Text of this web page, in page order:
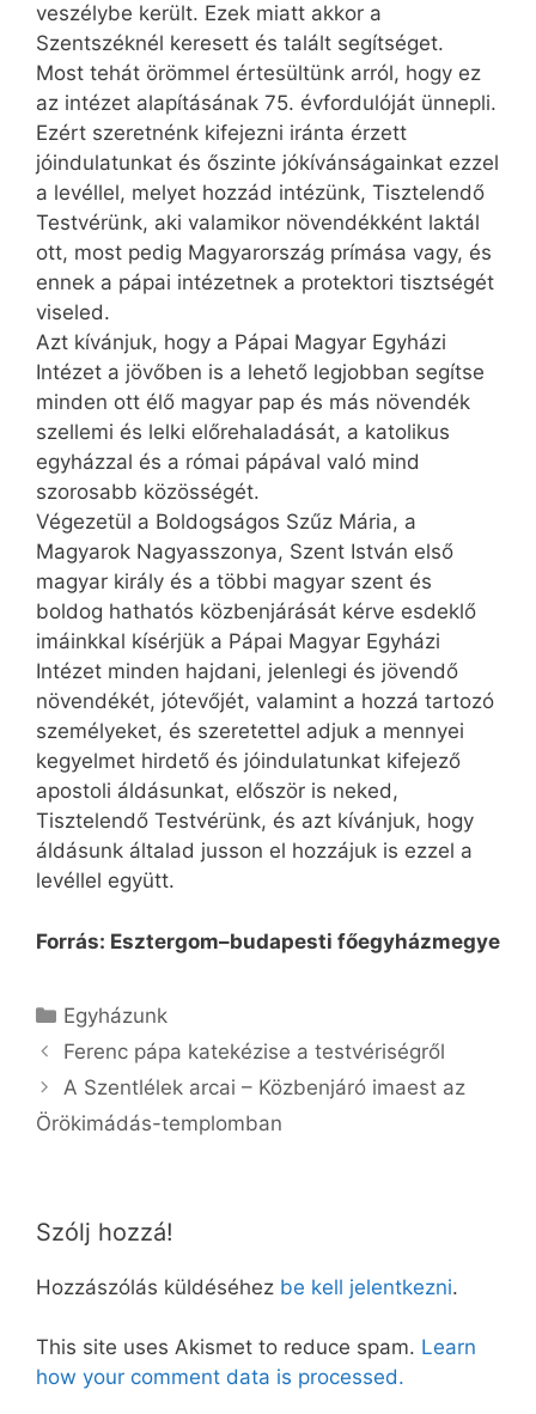
veszélybe került. Ezek miatt akkor a
Szentszéknél keresett és talált segítséget.
Most tehát örömmel értesültünk arról, hogy ez
az intézet alapításának 75. évfordulóját ünnepli.
Ezért szeretnénk kifejezni iránta érzett
jóindulatunkat és őszinte jókívánságainkat ezzel
a levéllel, melyet hozzád intézünk, Tisztelendő
Testvérünk, aki valamikor növendékként laktál
ott, most pedig Magyarország prímása vagy, és
ennek a pápai intézetnek a protektori tisztségét
viseled.
Azt kívánjuk, hogy a Pápai Magyar Egyházi
Intézet a jövőben is a lehető legjobban segítse
minden ott élő magyar pap és más növendék
szellemi és lelki előrehaladását, a katolikus
egyházzal és a római pápával való mind
szorosabb közösségét.
Végezetül a Boldogságos Szűz Mária, a
Magyarok Nagyasszonya, Szent István első
magyar király és a többi magyar szent és
boldog hathatós közbenjárását kérve esdeklő
imáinkkal kísérjük a Pápai Magyar Egyházi
Intézet minden hajdani, jelenlegi és jövendő
növendékét, jótevőjét, valamint a hozzá tartozó
személyeket, és szeretettel adjuk a mennyei
kegyelmet hirdető és jóindulatunkat kifejező
apostoli áldásunkat, először is neked,
Tisztelendő Testvérünk, és azt kívánjuk, hogy
áldásunk általad jusson el hozzájuk is ezzel a
levéllel együtt.
Forrás: Esztergom–budapesti főegyházmegye
Kategória
Egyházunk
Ferenc pápa katekézise a testvériségről
A Szentlélek arcai – Közbenjáró imaest az
Örökimádás-templomban
Szólj hozzá!
Hozzászólás küldéséhez be kell jelentkezni.
This site uses Akismet to reduce spam. Learn
how your comment data is processed.